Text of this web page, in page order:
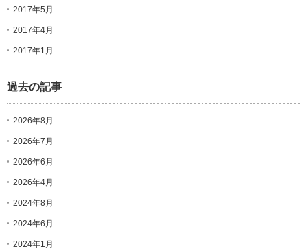
2017年5月
2017年4月
2017年1月
過去の記事
2026年8月
2026年7月
2026年6月
2026年4月
2024年8月
2024年6月
2024年1月